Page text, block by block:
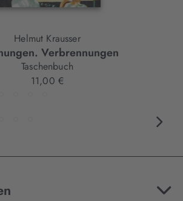
Helmut Krausser
Verbrennungen
Taschenbuch
11,00 €